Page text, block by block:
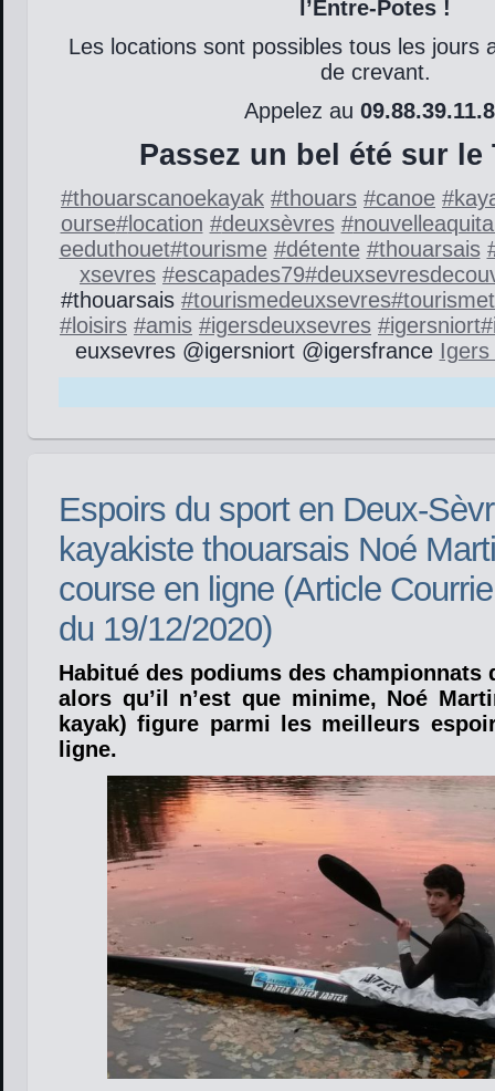
l’Entre-Potes !
Les locations sont possibles tous les jours
de crevant.
Appelez au
Passez un bel été sur le
#thouarscanoekayak #thouars #canoe #
ourse#location #deuxsèvres #
eeduthouet#tourisme #détente #thouarsais
xsevres #escapades79#
#thouarsais #tourismedeuxsevres#
# loisirs #amis #igersdeuxsevres #igersniort#
euxsevres @igersniort @igersfrance Igers
Espoirs du sport en Deux-
kayakiste thouarsais Noé
course en ligne (Article
du 19/12/2020)
Habitué des podiums des championnats
alors qu’il n’est que minime, Noé
kayak) figure parmi les meilleurs
ligne.